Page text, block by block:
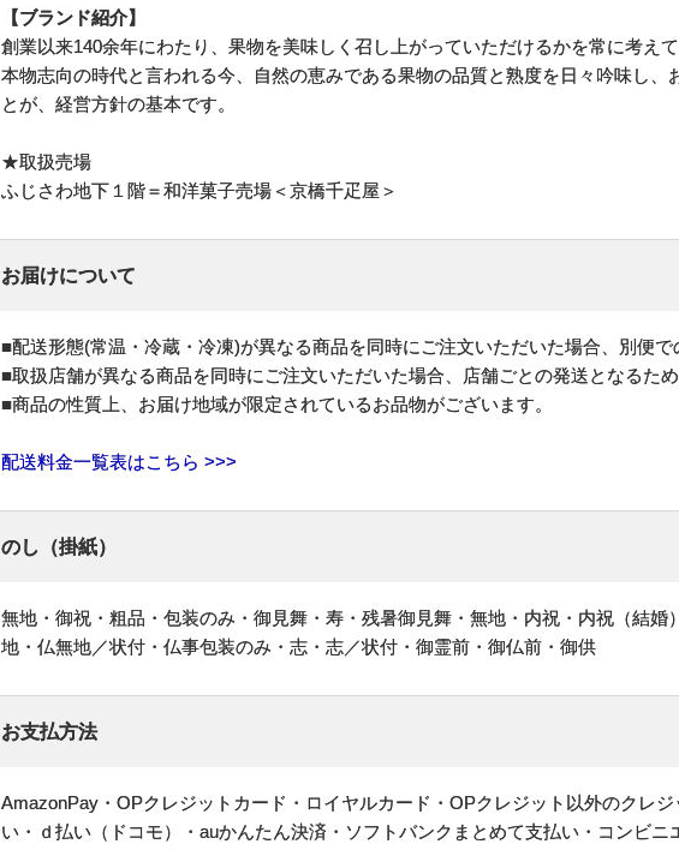
【ブランド紹介】
創業以来140余年にわたり、果物を美味しく召し上がっていただけるかを常に考えて
本物志向の時代と言われる今、自然の恵みである果物の品質と熟度を日々吟味し、
とが、経営方針の基本です。
★取扱売場
ふじさわ地下１階＝和洋菓子売場＜京橋千疋屋＞
お届けについて
■配送形態(常温・冷蔵・冷凍)が異なる商品を同時にご注文いただいた場合、別便で
■取扱店舗が異なる商品を同時にご注文いただいた場合、店舗ごとの発送となるた
■商品の性質上、お届け地域が限定されているお品物がございます。
配送料金一覧表はこちら >>>
のし（掛紙）
無地・御祝・粗品・包装のみ・御見舞・寿・残暑御見舞・無地・内祝・内祝（結
地・仏無地／状付・仏事包装のみ・志・志／状付・御霊前・御仏前・御供
お支払方法
AmazonPay・OPクレジットカード・ロイヤルカード・OPクレジット以外のクレ
い・ｄ払い（ドコモ）・auかんたん決済・ソフトバンクまとめて支払い・コンビニ